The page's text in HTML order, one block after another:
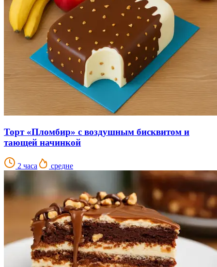
Торт «Пломбир» с воздушным бисквитом и
тающей начинкой
2 часа средне